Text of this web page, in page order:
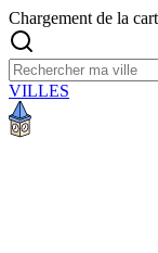
Chargement de la
VILLES